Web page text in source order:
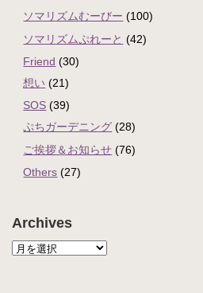
ソマリズムむーびー (100)
ソマリズムぷれーと (42)
Friend (30)
想い (21)
SOS (39)
ぷちガーデニング (28)
ご挨拶＆お知らせ (76)
Others (27)
Archives